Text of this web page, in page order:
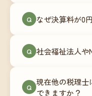
広い地域の事
180,000円〜）
談にも対応し
Q なぜ決算料が0
次で進めてい
リプション型
コストが事前
Q 社会福祉法人や
は営利法人と
Q 現在他の税理士
できますか？